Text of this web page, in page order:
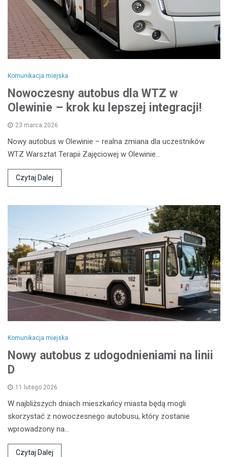
Komunikacja miejska
Nowoczesny autobus dla WTZ w
Olewinie – krok ku lepszej integracji!
23 marca 2026
Nowy autobus w Olewinie – realna zmiana dla uczestników
WTZ Warsztat Terapii Zajęciowej w Olewinie…
Czytaj Dalej
Komunikacja miejska
Nowy autobus z udogodnieniami na linii
D
11 lutego 2026
W najbliższych dniach mieszkańcy miasta będą mogli
skorzystać z nowoczesnego autobusu, który zostanie
wprowadzony na…
Czytaj Dalej